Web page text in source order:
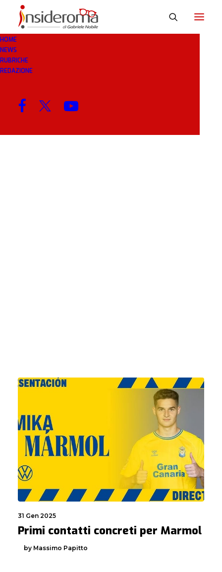
HOME
NEWS
RUBRICHE
REDAZIONE
MESE: GENNAIO 2025
MENU
31 Gen 2025
Primi contatti concreti per Marmol
by Massimo Papitto